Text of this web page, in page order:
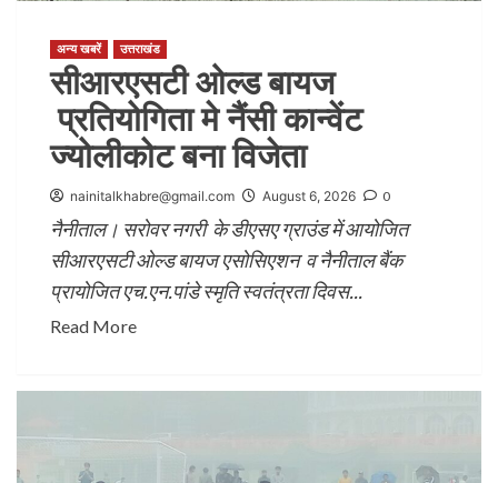
अन्य खबरें उत्तराखंड
सीआरएसटी ओल्ड बायज
प्रतियोगिता मे नैंसी कान्वेंट
ज्योलीकोट बना विजेता
nainitalkhabre@gmail.com August 6, 2026 0
नैनीताल। सरोवर नगरी के डीएसए ग्राउंड में आयोजित
सीआरएसटी ओल्ड बायज एसोसिएशन व नैनीताल बैंक
प्रायोजित एच.एन.पांडे स्मृति स्वतंत्रता दिवस...
Read More